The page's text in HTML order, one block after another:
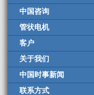
中国咨询
管状电机
客户
关于我们
中国时事新闻
联系方式